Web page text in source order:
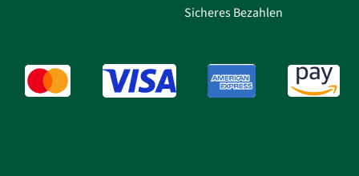
Sicheres Bezahlen